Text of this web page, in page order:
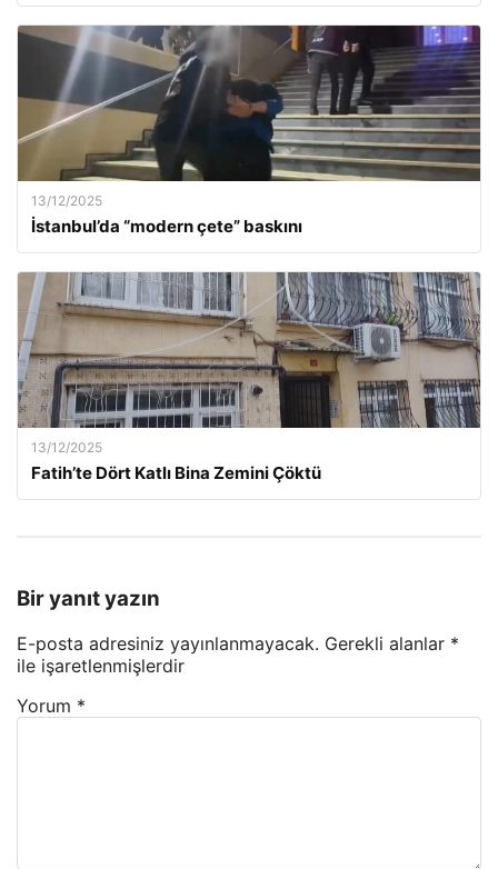
13/12/2025
İstanbul’da “modern çete” baskını
13/12/2025
Fatih’te Dört Katlı Bina Zemini Çöktü
Bir yanıt yazın
E-posta adresiniz yayınlanmayacak. Gerekli alanlar *
ile işaretlenmişlerdir
Yorum *